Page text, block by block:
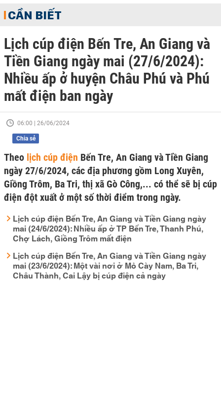
CẦN BIẾT
Lịch cúp điện Bến Tre, An Giang và
Tiền Giang ngày mai (27/6/2024):
Nhiều ấp ở huyện Châu Phú và Phú
mất điện ban ngày
06:00 | 26/06/2024
Chia sẻ
Theo lịch cúp điện Bến Tre, An Giang và Tiền Giang
ngày 27/6/2024, các địa phương gồm Long Xuyên,
Giồng Trôm, Ba Tri, thị xã Gò Công,... có thể sẽ bị cúp
điện đột xuất ở một số thời điểm trong ngày.
Lịch cúp điện Bến Tre, An Giang và Tiền Giang ngày
mai (24/6/2024): Nhiều ấp ở TP Bến Tre, Thanh Phú,
Chợ Lách, Giồng Trôm mất điện
Lịch cúp điện Bến Tre, An Giang và Tiền Giang ngày
mai (23/6/2024): Một vài nơi ở Mỏ Cày Nam, Ba Tri,
Châu Thành, Cai Lậy bị cúp điện cả ngày